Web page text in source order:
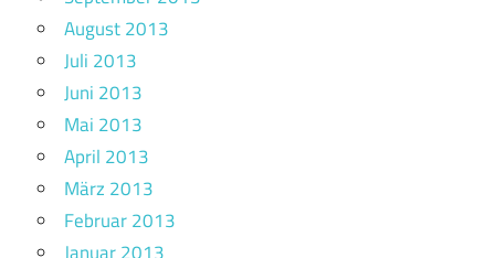
August 2013
Juli 2013
Juni 2013
Mai 2013
April 2013
März 2013
Februar 2013